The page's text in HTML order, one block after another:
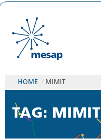
HOME / MIMIT
TAG: MIMIT